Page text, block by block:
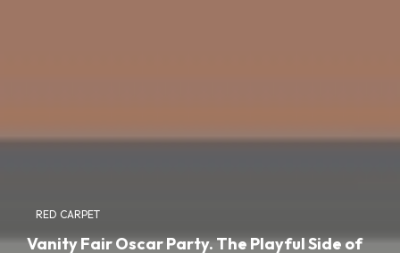
RED CARPET
Vanity Fair Oscar Party. The Playful Side of